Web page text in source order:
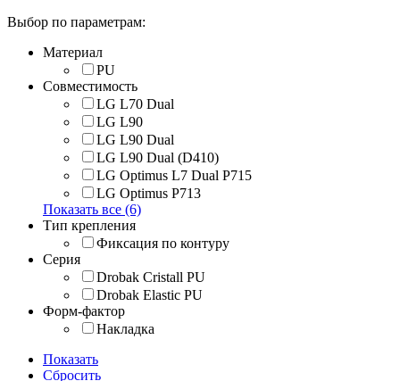
Выбор по параметрам:
Материал
PU
Совместимость
LG L70 Dual
LG L90
LG L90 Dual
LG L90 Dual (D410)
LG Optimus L7 Dual P715
LG Optimus P713
Показать все (6)
Тип крепления
Фиксация по контуру
Серия
Drobak Cristall PU
Drobak Elastic PU
Форм-фактор
Накладка
Показать
Сбросить